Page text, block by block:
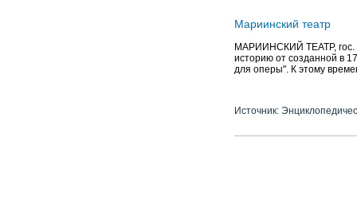
Мариинский театр
МАРИИНСКИЙ ТЕАТР, гос.
историю от созданной в
для оперы". К этому
Источник: